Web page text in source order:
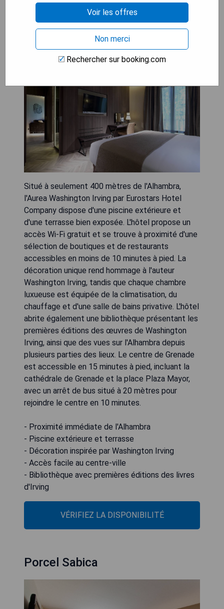
Áurea Washington Irving by
Eurostars Hotel Company
Situé à seulement 400 mètres de l'Alhambra,
l'Aurea Washington Irving par Eurostars Hotel
Company dispose d'une piscine extérieure et
d'une terrasse bien exposée. L'hôtel propose un
accès Wi-Fi gratuit et se trouve à proximité d'une
sélection de boutiques et de restaurants
accessibles en moins de 10 minutes à pied. La
décoration unique rend hommage à l'auteur
Washington Irving, tandis que chaque chambre
luxueuse est équipée de la climatisation, du
chauffage et d'une salle de bains privative. L'hôtel
abrite également une bibliothèque présentant les
premières éditions des œuvres de Washington
Irving, ainsi que des vues sur l'Alhambra depuis
plusieurs parties des lieux. Le centre de Grenade
est accessible en 15 minutes à pied, incluant la
cathédrale de Grenade et la place Plaza Mayor,
avec un arrêt de bus situé à 20 mètres pour
rejoindre le centre en 10 minutes.
- Proximité immédiate de l'Alhambra
- Piscine extérieure et terrasse
- Décoration inspirée par Washington Irving
- Accès facile au centre-ville
- Bibliothèque avec premières éditions des livres
d'Irving
VÉRIFIEZ LA DISPONIBILITÉ
Porcel Sabica
Voir les offres
Non merci
Rechercher sur booking.com